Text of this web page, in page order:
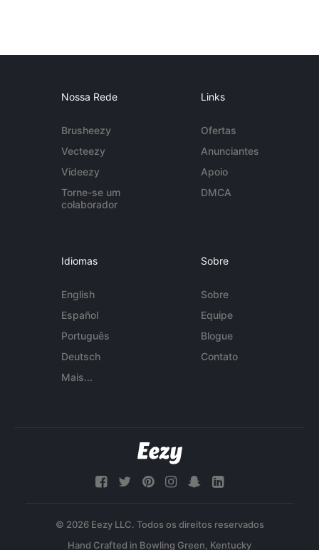
Nossa Rede
Brusheezy
Vecteezy
Videezy
Torne-se um
colaborador
Links
Ofertas
Anunciantes
Apoio
DMCA
Idiomas
English
Español
Português
Deutsch
Mais...
Sobre
Sobre
Equipe
Blogue
Contato
© 2026 Eezy LLC. Todos os direitos reservados